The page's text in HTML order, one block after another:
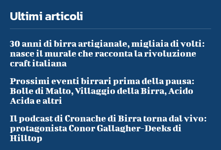
Ultimi articoli
30 anni di birra artigianale, migliaia di volti:
nasce il murale che racconta la rivoluzione
craft italiana
Prossimi eventi birrari prima della pausa:
Bolle di Malto, Villaggio della Birra, Acido
Acida e altri
Il podcast di Cronache di Birra torna dal vivo:
protagonista Conor Gallagher-Deeks di
Hilltop